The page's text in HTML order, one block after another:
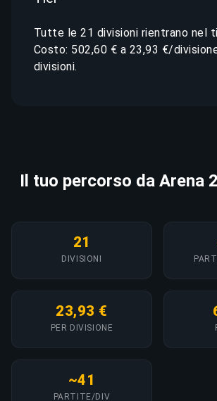
Tutte le 21 divisioni rientrano nel
Costo: 502,60 € a 23,93 €/
divisioni.
Il tuo percorso da Arena
21
DIVISIONI
23,93 €
PER DIVISIONE
~41
PARTITE/DIV